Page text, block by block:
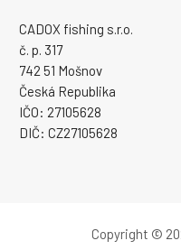
CADOX fishing s.r.o.
č. p. 317
742 51 Mošnov
Česká Republika
IČO: 27105628
DIČ: CZ27105628
Copyright ©